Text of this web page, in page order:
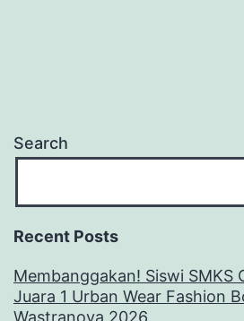
Search
Recent Posts
Membanggakan! Siswi SMKS
Juara 1 Urban Wear Fashion
Wastranova 2026